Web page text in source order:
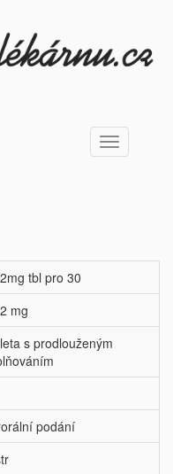
Toggle
navigation
tbl pro 30
mg
s prodlouženým
podání